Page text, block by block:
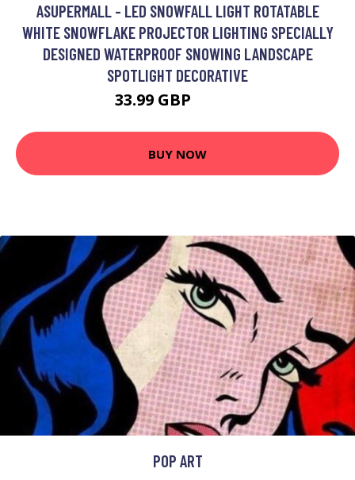
ASUPERMALL - LED SNOWFALL LIGHT ROTATABLE
WHITE SNOWFLAKE PROJECTOR LIGHTING SPECIALLY
DESIGNED WATERPROOF SNOWING LANDSCAPE
SPOTLIGHT DECORATIVE
33.99 GBP
BUY NOW
POP ART